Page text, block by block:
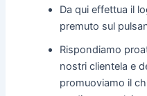
Da qui effettua il
premuto sul
Rispondiamo
nostri clientela e
promuoviamo il